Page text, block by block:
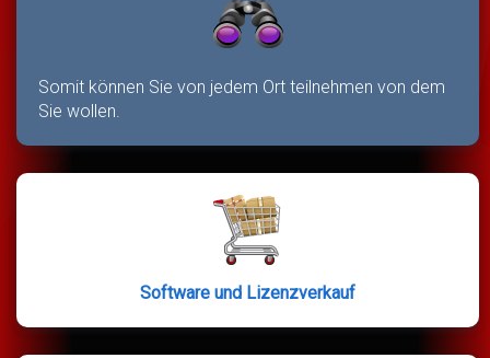
Somit können Sie von jedem Ort teilnehmen von dem
Sie wollen.
Software und Lizenzverkauf